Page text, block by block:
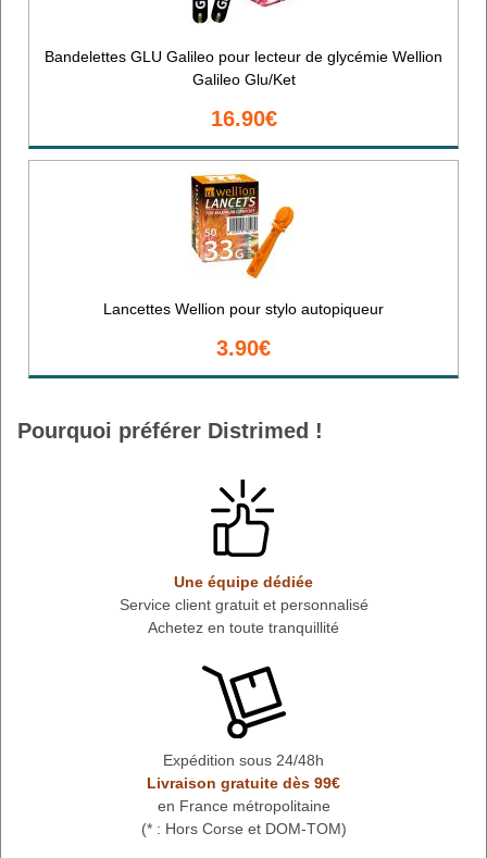
Bandelettes GLU Galileo pour lecteur de glycémie Wellion
Galileo Glu/Ket
16.90€
Lancettes Wellion pour stylo autopiqueur
3.90€
Pourquoi préférer Distrimed !
Une équipe dédiée
Service client gratuit et personnalisé
Achetez en toute tranquillité
Expédition sous 24/48h
Livraison gratuite dès 99€
en France métropolitaine
(* : Hors Corse et DOM-TOM)